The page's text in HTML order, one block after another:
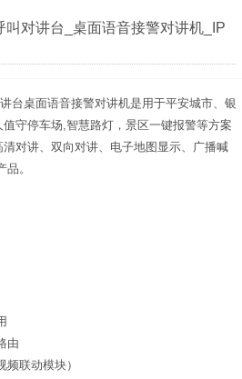
叫对讲台_桌面语音接警对讲机_IP
桌面语音接警对讲机是用于平安城市、银
守停车场,智慧路灯，景区一键报警等方案
对讲、双向对讲、电子地图显示、广播喊
。
由
频联动模块）